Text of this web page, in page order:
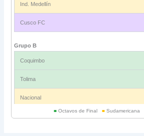
Ind. Medellín
Cusco FC
Grupo B
Coquimbo
Tolima
Nacional
■Octavos de Final ■Sudamericana